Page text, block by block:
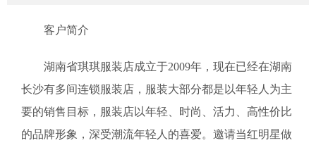
客户简介
湖南省琪琪服装店成立于2009年，现在已经在湖南
长沙有多间连锁服装店，服装大部分都是以年轻人为主
要的销售目标，服装店以年轻、时尚、活力、高性价比
的品牌形象，深受潮流年轻人的喜爱。邀请当红明星做